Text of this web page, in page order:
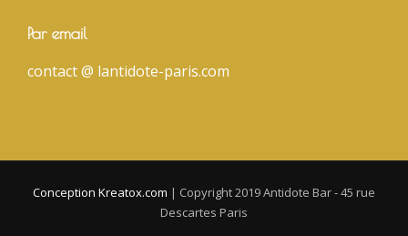
Par email
contact @ lantidote-paris.com
Conception Kreatox.com | Copyright 2019 Antidote Bar - 45 rue
Descartes Paris